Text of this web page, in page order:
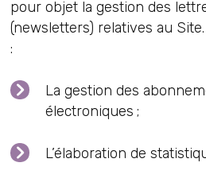
pour objet la gestion des
(newsletters) relatives au
:
La gestion des
électroniques ;
L’élaboration de